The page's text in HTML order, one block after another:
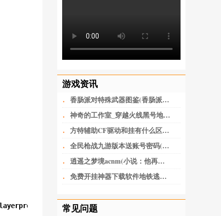
./user_info.xml")
游戏资讯
· 香肠派对特殊武器图鉴(香肠派对武器搭配一览表2022 强势上分)
· 神奇的工作室_穿越火线黑号地址(做淘宝必备工具)
· 方特辅助CF驱动和挂有什么区别迂回操控游戏_CF黑号网
· 全民枪战九游版本送账号密码(全民枪战2九游版 v3.21.0安卓版)
· 逍遥之梦境acnm(小说：他再一次置身之内，脸庞像上次一样，写满了茫然)
· 免费开挂神器下载软件地铁逃生(深圳又开挂！机荷高速将改上下双层8+8车道，全国首创)
常见问题